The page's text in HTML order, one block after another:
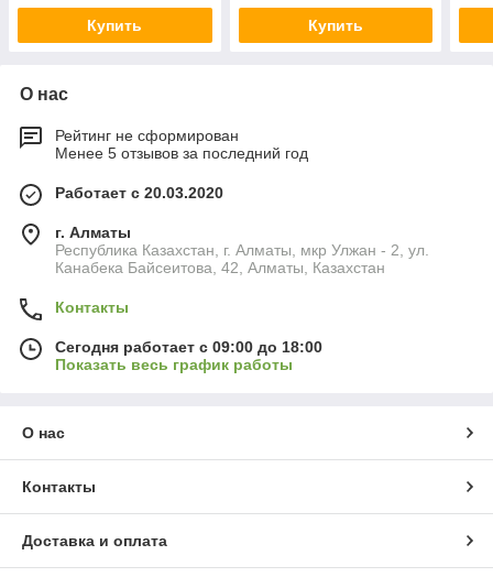
Купить Купить
О нас
Рейтинг не сформирован
Менее 5 отзывов за последний год
Работает с 20.03.2020
г. Алматы
Республика Казахстан, г. Алматы, мкр Улжан - 2, ул.
Канабека Байсеитова, 42, Алматы, Казахстан
Контакты
Сегодня работает с 09:00 до 18:00
Показать весь график работы
О нас
Контакты
Доставка и оплата